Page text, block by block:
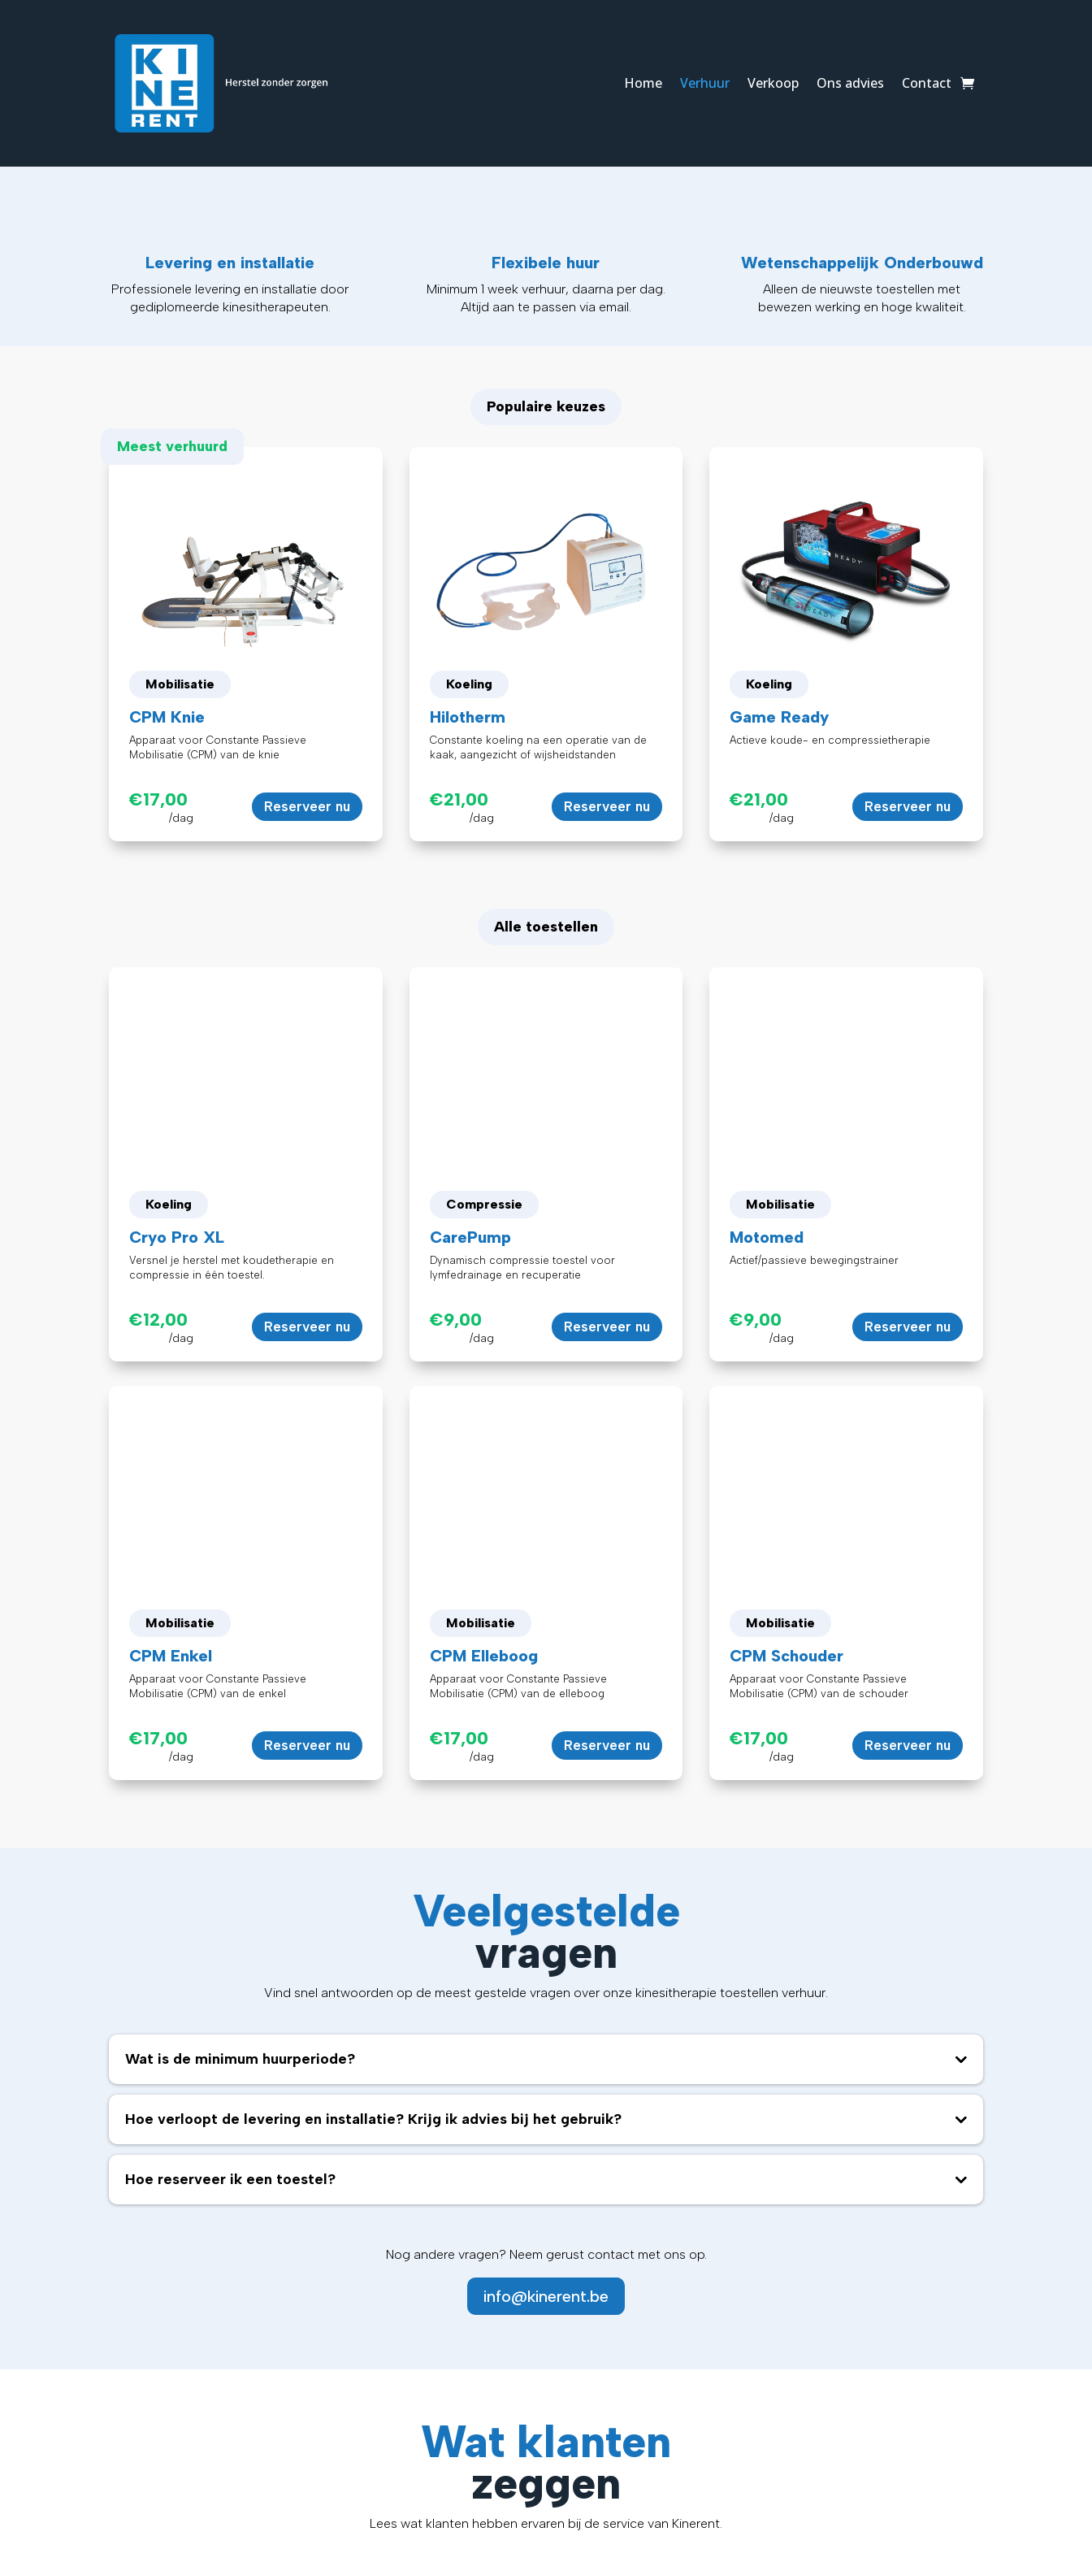
Home Verhuur Verkoop Ons advies Contact
Levering en installatie
Professionele levering en installatie door
gediplomeerde kinesitherapeuten.
Flexibele huur
Minimum 1 week verhuur, daarna per dag.
Altijd aan te passen via email.
Wetenschappelijk Onderbouwd
Alleen de nieuwste toestellen met
bewezen werking en hoge kwaliteit.
Populaire keuzes
Meest verhuurd
Mobilisatie
CPM Knie
Apparaat voor Constante Passieve
Mobilisatie (CPM) van de knie
€17,00
/dag
Reserveer nu
Koeling
Hilotherm
Constante koeling na een operatie van de
kaak, aangezicht of wijsheidstanden
€21,00
/dag
Reserveer nu
Koeling
Game Ready
Actieve koude- en compressietherapie
€21,00
/dag
Reserveer nu
Alle toestellen
Koeling
Cryo Pro XL
Versnel je herstel met koudetherapie en
compressie in één toestel.
€12,00
/dag
Reserveer nu
Compressie
CarePump
Dynamisch compressie toestel voor
lymfedrainage en recuperatie
€9,00
/dag
Reserveer nu
Mobilisatie
Motomed
Actief/passieve bewegingstrainer
€9,00
/dag
Reserveer nu
Mobilisatie
CPM Enkel
Apparaat voor Constante Passieve
Mobilisatie (CPM) van de enkel
€17,00
/dag
Reserveer nu
Mobilisatie
CPM Elleboog
Apparaat voor Constante Passieve
Mobilisatie (CPM) van de elleboog
€17,00
/dag
Reserveer nu
Mobilisatie
CPM Schouder
Apparaat voor Constante Passieve
Mobilisatie (CPM) van de schouder
€17,00
/dag
Reserveer nu
Veelgestelde
vragen
Vind snel antwoorden op de meest gestelde vragen over onze kinesitherapie toestellen verhuur.
Wat is de minimum huurperiode?
Hoe verloopt de levering en installatie? Krijg ik advies bij het gebruik?
Hoe reserveer ik een toestel?
Nog andere vragen? Neem gerust contact met ons op.
info@kinerent.be
Wat klanten
zeggen
Lees wat klanten hebben ervaren bij de service van Kinerent.